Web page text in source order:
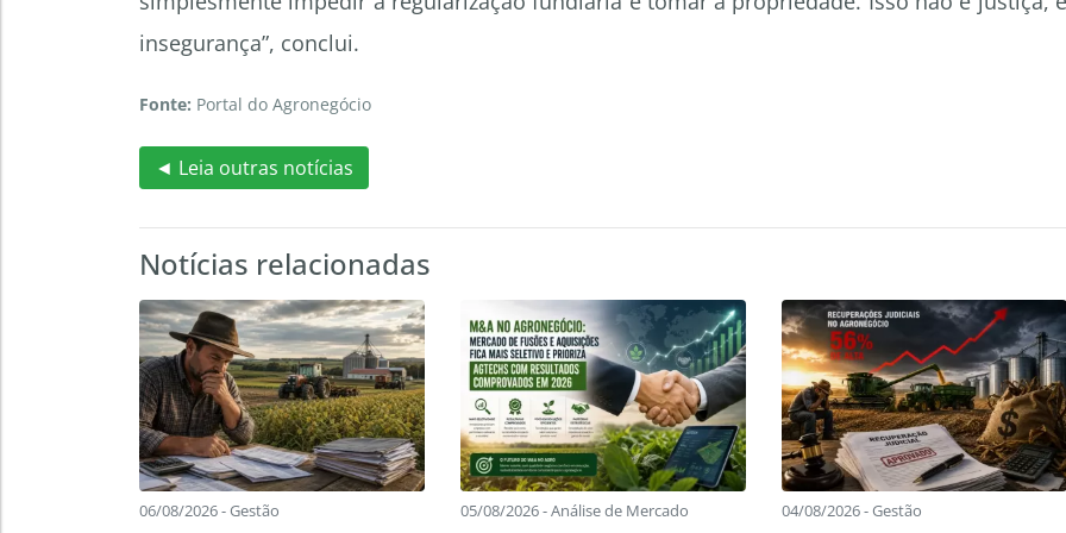
insegurança”, conclui.
Fonte: Portal do Agronegócio
◄ Leia outras notícias
Notícias relacionadas
06/08/2026 - Gestão 05/08/2026 - Análise de Mercado 04/08/2026 - Gestão